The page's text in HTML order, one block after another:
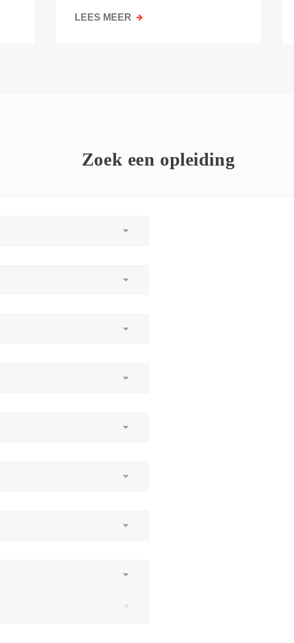
LEES MEER OVER
Zoek een opleiding